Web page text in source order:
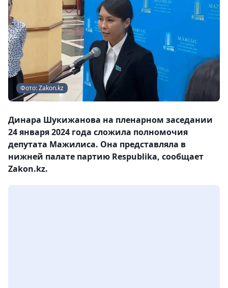
Фото: Zakon.kz
Динара Шукижанова на пленарном заседании
24 января 2024 года сложила полномочия
депутата Мажилиса. Она представляла в
нижней палате партию Respublika, сообщает
Zakon.kz.